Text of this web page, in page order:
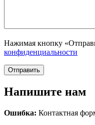
Нажимая кнопку
конфиденциальности
Напишите нам
Ошибка: Контактная